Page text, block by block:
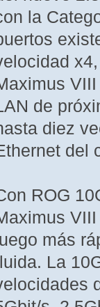
la
de
diez
del
ROG
más
La